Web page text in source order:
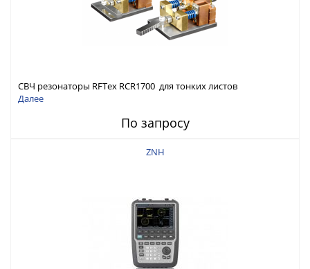
СВЧ резонаторы RFTex RCR1700 для тонких листов
Далее
По запросу
ZNH